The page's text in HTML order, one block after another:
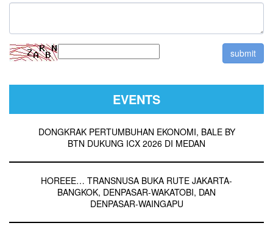
EVENTS
DONGKRAK PERTUMBUHAN EKONOMI, BALE BY
BTN DUKUNG ICX 2026 DI MEDAN
HOREEE… TRANSNUSA BUKA RUTE JAKARTA-
BANGKOK, DENPASAR-WAKATOBI, DAN
DENPASAR-WAINGAPU